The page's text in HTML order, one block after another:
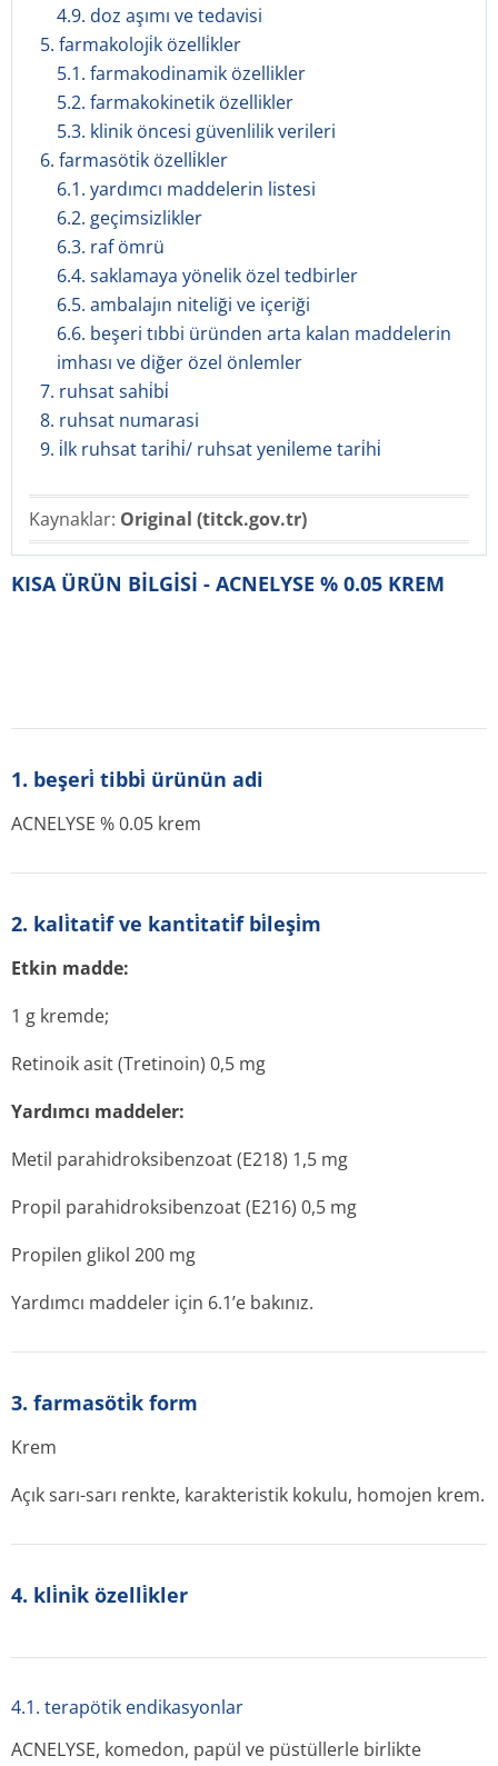
4.9. doz aşımı ve tedavisi
5. farmakoloji̇k özelli̇kler
5.1. farmakodinamik özellikler
5.2. farmakokinetik özellikler
5.3. klinik öncesi güvenlilik verileri
6. farmasöti̇k özelli̇kler
6.1. yardımcı maddelerin listesi
6.2. geçimsizlikler
6.3. raf ömrü
6.4. saklamaya yönelik özel tedbirler
6.5. ambalajın niteliği ve içeriği
6.6. beşeri tıbbi üründen arta kalan maddelerin
imhası ve diğer özel önlemler
7. ruhsat sahi̇bi̇
8. ruhsat numarasi
9. i̇lk ruhsat tari̇hi̇/ ruhsat yeni̇leme tari̇hi̇
Kaynaklar: Original (titck.gov.tr)
KISA ÜRÜN BİLGİSİ - ACNELYSE % 0.05 KREM
1. beşeri̇ tibbi̇ ürünün adi
ACNELYSE % 0.05 krem
2. kali̇tati̇f ve kanti̇tati̇f bi̇leşi̇m
Etkin madde:
1 g kremde;
Retinoik asit (Tretinoin) 0,5 mg
Yardımcı maddeler:
Metil parahidroksibenzoat (E218) 1,5 mg
Propil parahidroksibenzoat (E216) 0,5 mg
Propilen glikol 200 mg
Yardımcı maddeler için 6.1’e bakınız.
3. farmasöti̇k form
Krem
Açık sarı-sarı renkte, karakteristik kokulu, homojen krem.
4. kli̇ni̇k özelli̇kler
4.1. terapötik endikasyonlar
ACNELYSE, komedon, papül ve püstüllerle birlikte